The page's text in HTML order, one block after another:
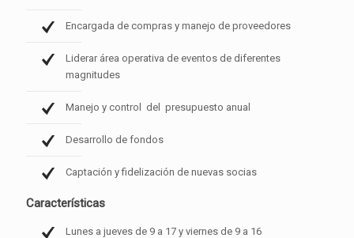
Encargada de compras y manejo de proveedores
Liderar área operativa de eventos de diferentes
magnitudes
Manejo y control del presupuesto anual
Desarrollo de fondos
Captación y fidelización de nuevas socias
Características
Lunes a jueves de 9 a 17 y viernes de 9 a 16